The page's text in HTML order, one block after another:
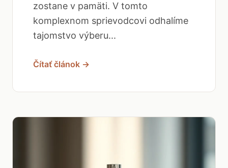
zostane v pamäti. V tomto
komplexnom sprievodcovi odhalíme
tajomstvo výberu...
Čítať článok →